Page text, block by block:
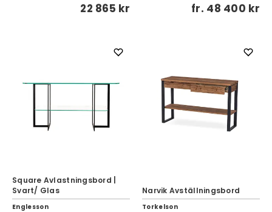
22 865 kr fr. 48 400 kr
Square Avlastningsbord |
Svart/ Glas
Englesson
Narvik Avställningsbord
Torkelson